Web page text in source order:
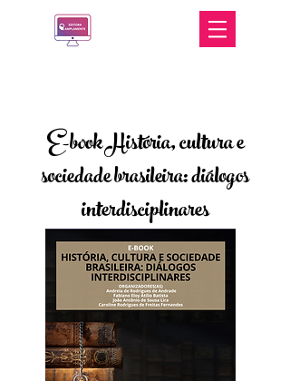
E-book História, cultura e
sociedade brasileira: diálogos
interdisciplinares